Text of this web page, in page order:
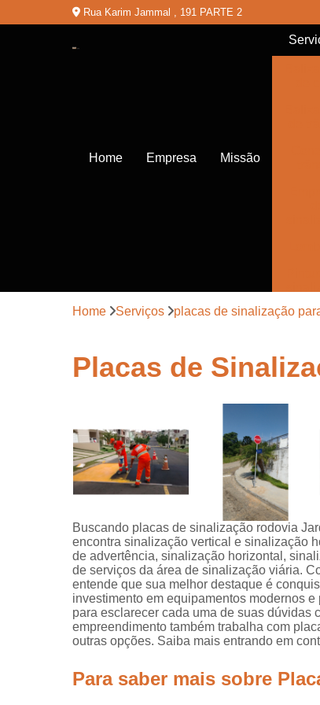
Rua Karim Jammal , 191 PARTE 2
Home Empresa Missão
de
Home Serviços placas de sinalização
Placas de
Buscando placas de sinalização rodovia
encontra sinalização vertical e sinalização
de advertência, sinalização horizontal,
de serviços da área de sinalização viária.
entende que sua melhor destaque é
investimento em equipamentos modernos
para esclarecer cada uma de suas dúvidas
empreendimento também trabalha com
outras opções. Saiba mais entrando em
Para saber mais sobre